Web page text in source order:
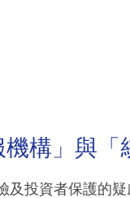
構」與「
投資者保護的